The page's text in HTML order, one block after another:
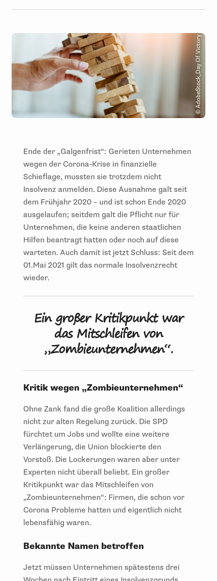
© AdobeStock_Day Of Victory Stu
Ende der „Galgenfrist“: Gerieten Unternehmen
wegen der Corona-Krise in finanzielle
Schieflage, mussten sie trotzdem nicht
Insolvenz anmelden. Diese Ausnahme galt seit
dem Frühjahr 2020 – und ist schon Ende 2020
ausgelaufen; seitdem galt die Pflicht nur für
Unternehmen, die keine anderen staatlichen
Hilfen beantragt hatten oder noch auf diese
warteten. Auch damit ist jetzt Schluss: Seit dem
01.Mai 2021 gilt das normale Insolvenzrecht
wieder.
Ein großer Kritikpunkt war
das Mitschleifen von
„Zombieunternehmen“.
Kritik wegen „Zombieunternehmen“
Ohne Zank fand die große Koalition allerdings
nicht zur alten Regelung zurück. Die SPD
fürchtet um Jobs und wollte eine weitere
Verlängerung, die Union blockierte den
Vorstoß. Die Lockerungen waren aber unter
Experten nicht überall beliebt. Ein großer
Kritikpunkt war das Mitschleifen von
„Zombieunternehmen“: Firmen, die schon vor
Corona Probleme hatten und eigentlich nicht
lebensfähig waren.
Bekannte Namen betroffen
Jetzt müssen Unternehmen spätestens drei